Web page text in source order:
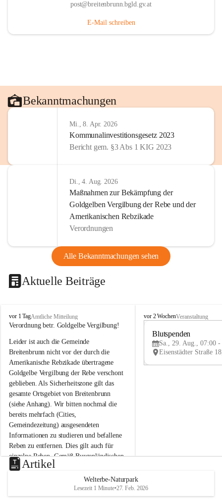
post@breitenbrunn.bgld.gv.at
E-Mail schreiben
Bekanntmachungen
Mi., 8. Apr. 2026
Kommunalinvestitionsgesetz 2023
Bericht gem. §3 Abs 1 KIG 2023
Di., 4. Aug. 2026
Maßnahmen zur Bekämpfung der
Goldgelben Vergilbung der Rebe und der
Amerikanischen Rebzikade
Verordnungen
Alle Bekanntmachungen sehen
Aktuelle Beiträge
B
r
i
t
e
n
b
r
u
n
n
a
m
N
e
u
s
d
vor 1 TagAmtliche Mitteilung
Verordnung betr. Goldgelbe Vergilbung!
Leider ist auch die Gemeinde
Breitenbrunn nicht vor der durch die
Amerikanische Rebzikade übertragene
Goldgelbe Vergilbung der Rebe verschont
geblieben. Als Sicherheitszone gilt das
gesamte Ortsgebiet von Breitenbrunn
(siehe Anhang). Wir bitten nochmal die
bereits mehrfach (Cities,
Gemeindezeitung) ausgesendeten
Informationen zu studieren und befallene
Reben zu entfernen. Dies gilt auch für
einzelne Reben. Gemäß Burgenländischen
Weinbaugesetz sind nicht gepflegte oder
unzulässige Weingärten zu roden! Bitte
helfen wir zusammen um unsere Winzer
vor den prognostizierten Ernteausfällen
B
e
u
e
d
vor 2 WochenVeranstaltung
Blutspenden
Sa., 29. Aug., 07:00 -
Artikel
Welterbe-Naturpark
Lesezeit 1 Minute•27. Feb. 2026